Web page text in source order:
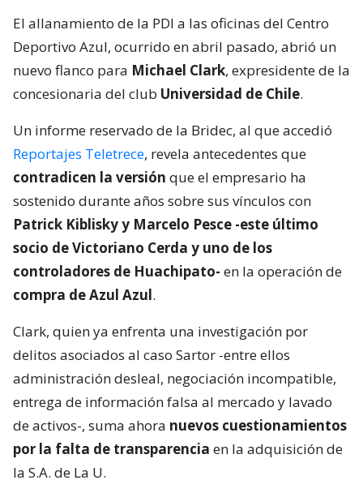
El allanamiento de la PDI a las oficinas del Centro
Deportivo Azul, ocurrido en abril pasado, abrió un
nuevo flanco para Michael Clark, expresidente de la
concesionaria del club Universidad de Chile.
Un informe reservado de la Bridec, al que accedió
Reportajes Teletrece, revela antecedentes que
contradicen la versión que el empresario ha
sostenido durante años sobre sus vínculos con
Patrick Kiblisky y Marcelo Pesce -este último
socio de Victoriano Cerda y uno de los
controladores de Huachipato- en la operación de
compra de Azul Azul.
Clark, quien ya enfrenta una investigación por
delitos asociados al caso Sartor -entre ellos
administración desleal, negociación incompatible,
entrega de información falsa al mercado y lavado
de activos-, suma ahora nuevos cuestionamientos
por la falta de transparencia en la adquisición de
la S.A. de La U.